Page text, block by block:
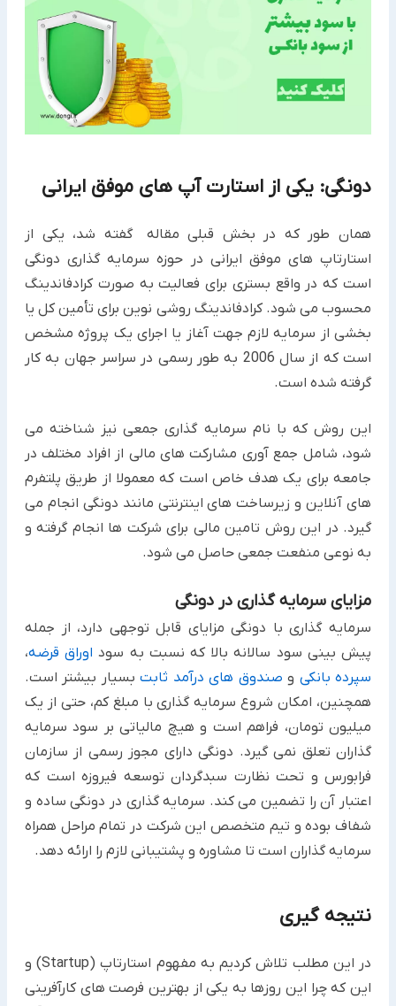
دونگی: یکی از استارت آپ های موفق ایرانی
همان طور که در بخش قبلی مقاله گفته شد، یکی از
استارتاپ های موفق ایرانی در حوزه سرمایه گذاری دونگی
است که در واقع بستری برای فعالیت به صورت کرادفاندینگ
محسوب می شود. کرادفاندینگ روشی نوین برای تأمین کل یا
بخشی از سرمایه لازم جهت آغاز یا اجرای یک پروژه مشخص
است که از سال 2006 به طور رسمی در سراسر جهان به کار
گرفته شده است.
این روش که با نام سرمایه گذاری جمعی نیز شناخته می
شود، شامل جمع آوری مشارکت های مالی از افراد مختلف در
جامعه برای یک هدف خاص است که معمولا از طریق پلتفرم
های آنلاین و زیرساخت های اینترنتی مانند دونگی انجام می
گیرد. در این روش تامین مالی برای شرکت ها انجام گرفته و
به نوعی منفعت جمعی حاصل می شود.
مزایای سرمایه گذاری در دونگی
سرمایه گذاری با دونگی مزایای قابل توجهی دارد، از جمله
پیش بینی سود سالانه بالا که نسبت به سود اوراق قرضه،
سپرده بانکی و صندوق های درآمد ثابتبسیار بیشتر است.
همچنین، امکان شروع سرمایه گذاری با مبلغ کم، حتی از یک
میلیون تومان، فراهم است و هیچ مالیاتی بر سود سرمایه
گذاران تعلق نمی گیرد. دونگی دارای مجوز رسمی از سازمان
فرابورس و تحت نظارت سبدگردان توسعه فیروزه است که
اعتبار آن را تضمین می کند. سرمایه گذاری در دونگی ساده و
شفاف بوده و تیم متخصص این شرکت در تمام مراحل همراه
سرمایه گذاران است تا مشاوره و پشتیبانی لازم را ارائه دهد.
نتیجه گیری
در این مطلب تلاش کردیم به مفهوم استارتاپ (Startup) و
این که چرا این روزها به یکی از بهترین فرصت های کارآفرینی